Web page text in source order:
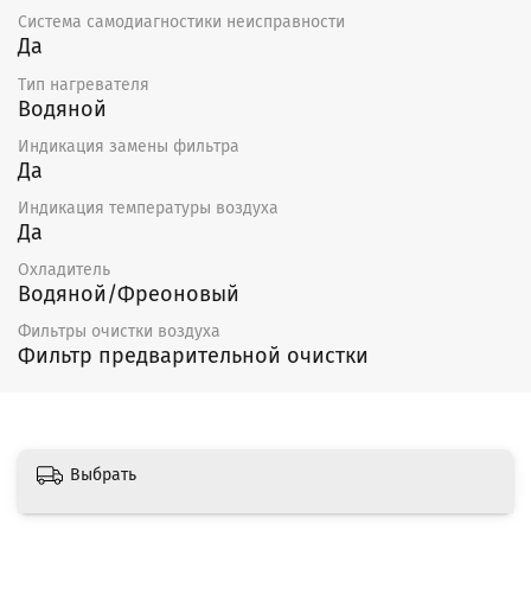
Система самодиагностики неисправности
Да
Тип нагревателя
Водяной
Индикация замены фильтра
Да
Индикация температуры воздуха
Да
Охладитель
Водяной/Фреоновый
Фильтры очистки воздуха
Фильтр предварительной очистки
Выбрать